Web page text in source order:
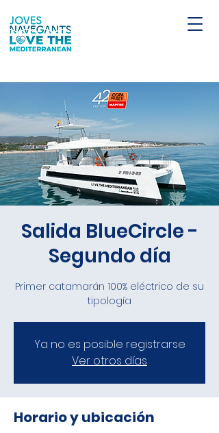
Salida BlueCircle -
Segundo día
Primer catamarán 100% eléctrico de su
Ya no es posible registrarse
Ver otros días
Horario y ubicación